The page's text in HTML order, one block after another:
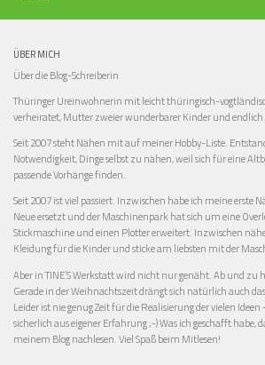
ÜBER MICH
Über die Blog-Schreiberin
Thüringer Ureinwohnerin mit leicht thüringisch-
verheiratet, Mutter zweier wunderbarer Kinder und endlich
Seit 2007 steht Nähen mit auf meiner Hobby-Liste.
Notwendigkeit, Dinge selbst zu nähen, weil sich für eine
passende Vorhänge finden.
Seit 2007 ist viel passiert. Inzwischen habe ich meine erste
Neue ersetzt und der Maschinenpark hat sich um eine
Stickmaschine und einen Plotter erweitert. Inzwischen
Kleidung für die Kinder und sticke am liebsten mit der
Aber in TINE’S Werkstatt wird nicht nur genäht. Ab und zu
Gerade in der Weihnachtszeit drängt sich natürlich auch
Leider ist nie genug Zeit für die Realisierung der vielen Ideen
sicherlich aus eigener Erfahrung ;-) Was ich geschafft habe,
meinem Blog nachlesen. Viel Spaß beim Mitlesen!